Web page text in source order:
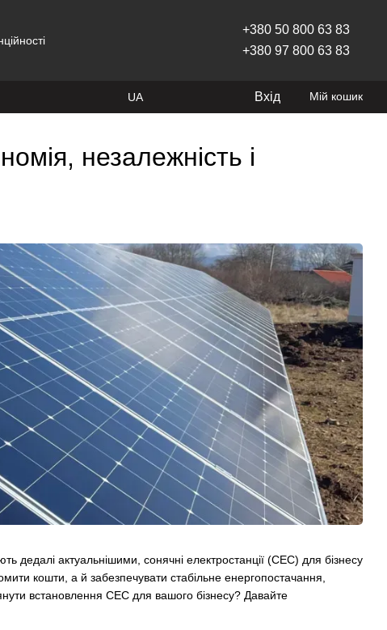
+380 50 800 63 83
+380 97 800 63 83
UA Вхід Мій кошик
незалежність і
дедалі актуальнішими, сонячні електростанції (СЕС) для бізнесу
кошти, а й забезпечувати стабільне енергопостачання,
встановлення СЕС для вашого бізнесу? Давайте